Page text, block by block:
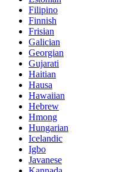
Filipino
Finnish
Frisian
Galician
Georgian
Gujarati
Haitian
Hausa
Hawaiian
Hebrew
Hmong
Hungarian
Icelandic
Igbo
Javanese